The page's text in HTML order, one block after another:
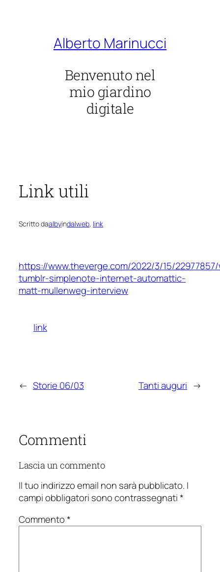
Alberto Marinucci
Benvenuto nel
mio giardino
digitale
Link utili
Scritto daalbyindalweb, link
https://www.theverge.com/2022/3/15/
tumblr-simplenote-internet-automattic-
matt-mullenweg-interview
link
← Storie 06/03 Tanti auguri →
Commenti
Lascia un commento
Il tuo indirizzo email non sarà pubblicato. I
campi obbligatori sono contrassegnati*
Commento*